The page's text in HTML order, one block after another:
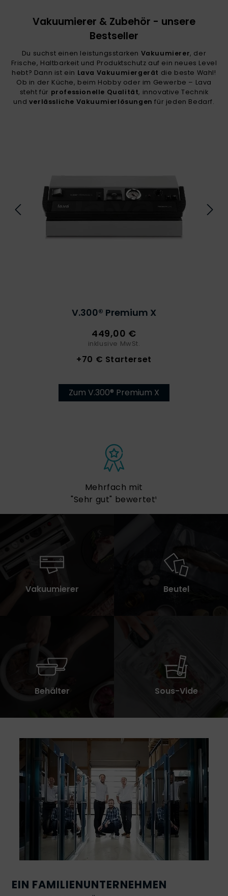
Vakuumierer & Zubehör - unsere
Bestseller
Du suchst einen leistungsstarken Vakuumierer, der
Frische, Haltbarkeit und Produktschutz auf ein neues Level
hebt? Dann ist ein Lava Vakuumiergerät die beste Wahl!
Ob in der Küche, beim Hobby oder im Gewerbe – Lava
steht für professionelle Qualität, innovative Technik
und verlässliche Vakuumierlösungen für jeden Bedarf.
V.300® Premium X
449,00 €
inklusive MwSt.
+70 € Starterset
Zum V.300® Premium X
Alle Artikel
sofort lieferbar
Vakuumierer Beutel
Behälter Sous-Vide
EIN FAMILIENUNTERNEHMEN